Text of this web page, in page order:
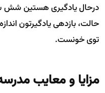
درحال یادگیری هستین شش
توی خونست.
مزایا و معایب